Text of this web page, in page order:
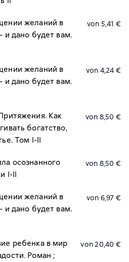
желаний в
и дано будет вам.
von 5,41 €
желаний в
и дано будет вам.
von 4,24 €
Как
богатство,
Том I-II
von 8,50 €
осознанного
I-II
von 8,50 €
желаний в
и дано будет вам.
von 6,97 €
ребенка в мир
Роман ;
von 20,40 €